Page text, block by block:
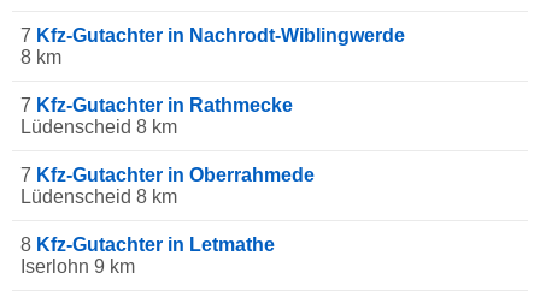
7 Kfz-Gutachter in Nachrodt-Wiblingwerde
8 km
7 Kfz-Gutachter in Rathmecke
Lüdenscheid 8 km
7 Kfz-Gutachter in Oberrahmede
Lüdenscheid 8 km
8 Kfz-Gutachter in Letmathe
Iserlohn 9 km